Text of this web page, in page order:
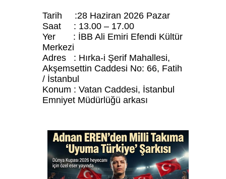
Tarih :28 Haziran 2026 Pazar
Saat : 13.00 – 17.00
Yer : İBB Ali Emiri Efendi Kültür
Merkezi
Adres : Hırka-i Şerif Mahallesi,
Akşemsettin Caddesi No: 66, Fatih
/ İstanbul
Konum : Vatan Caddesi, İstanbul
Emniyet Müdürlüğü arkası